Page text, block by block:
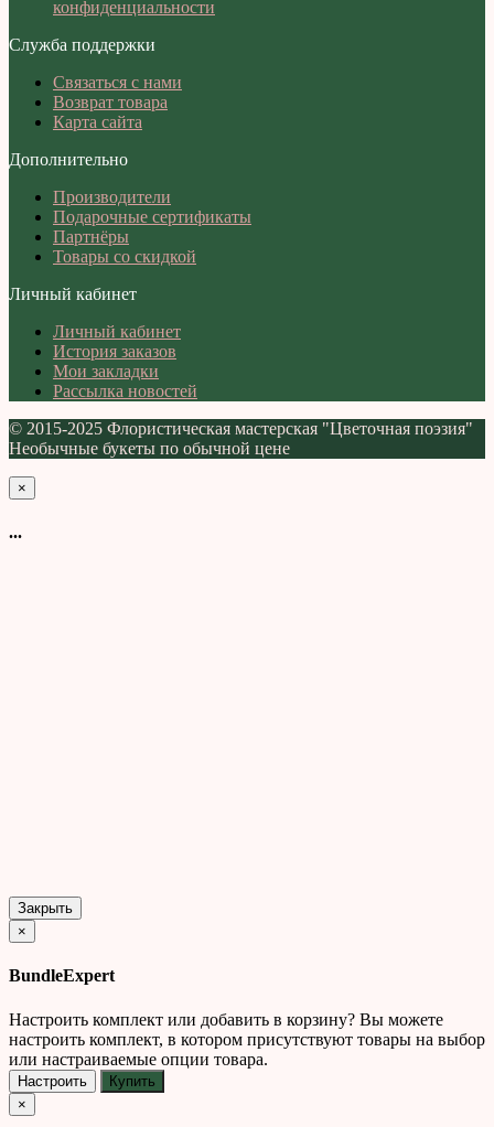
конфиденциальности
Служба поддержки
Связаться с нами
Возврат товара
Карта сайта
Дополнительно
Производители
Подарочные сертификаты
Партнёры
Товары со скидкой
Личный кабинет
Личный кабинет
История заказов
Мои закладки
Рассылка новостей
© 2015-2025 Флористическая мастерская "Цветочная поэзия"
Необычные букеты по обычной цене
×
...
Закрыть
×
BundleExpert
Настроить комплект или добавить в корзину? Вы можете
настроить комплект, в котором присутствуют товары на выбор
или настраиваемые опции товара.
Настроить
Купить
×